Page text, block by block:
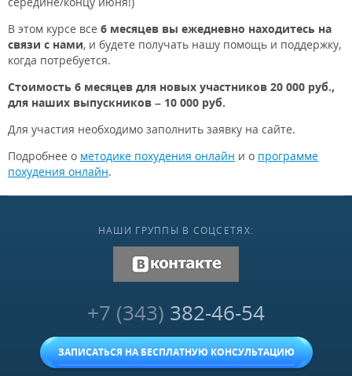
В этом курсе все 6 месяцев вы ежедневно находитесь на
связи с нами, и будете получать нашу помощь и поддержку,
когда потребуется.
Стоимость 6 месяцев для новых участников 20 000 руб.,
для наших выпускников – 10 000 руб.
Для участия необходимо заполнить заявку на сайте.
Подробнее о методике похудения онлайн и о программе
похудения онлайн.
НАШИ ГРУППЫ В СОЦСЕТЯХ:
+7 (343) 382-46-54
ЗАПИСАТЬСЯ НА БЕСПЛАТНУЮ КОНСУЛЬТАЦИЮ